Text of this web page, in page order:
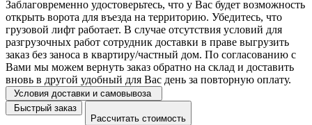
Заблаговременно удостоверьтесь, что у Вас будет возможность
открыть ворота для въезда на территорию. Убедитесь, что
грузовой лифт работает. В случае отсутствия условий для
разгрузочных работ сотрудник доставки в праве выгрузить
заказ без заноса в квартиру/частный дом. По согласованию с
Вами мы можем вернуть заказ обратно на склад и доставить
вновь в другой удобный для Вас день за повторную оплату.
Условия доставки и самовывоза
Быстрый заказ
Рассчитать стоимость